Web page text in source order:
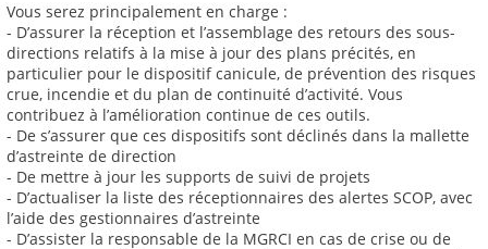
Vous serez principalement en charge :
- D’assurer la réception et l’assemblage des retours des sous-
directions relatifs à la mise à jour des plans précités, en
particulier pour le dispositif canicule, de prévention des risques
crue, incendie et du plan de continuité d’activité. Vous
contribuez à l’amélioration continue de ces outils.
- De s’assurer que ces dispositifs sont déclinés dans la mallette
d’astreinte de direction
- De mettre à jour les supports de suivi de projets
- D’actualiser la liste des réceptionnaires des alertes SCOP, avec
l’aide des gestionnaires d’astreinte
- D’assister la responsable de la MGRCI en cas de crise ou de